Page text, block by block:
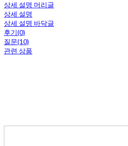
상세 설명 머리글
상세 설명
상세 설명 바닥글
후기(0)
질문(10)
관련 상품